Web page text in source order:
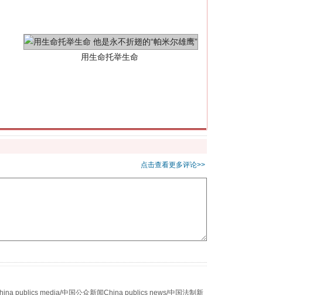
点击查看更多评论>>
publics media/中国公众新闻China publics news/中国法制新